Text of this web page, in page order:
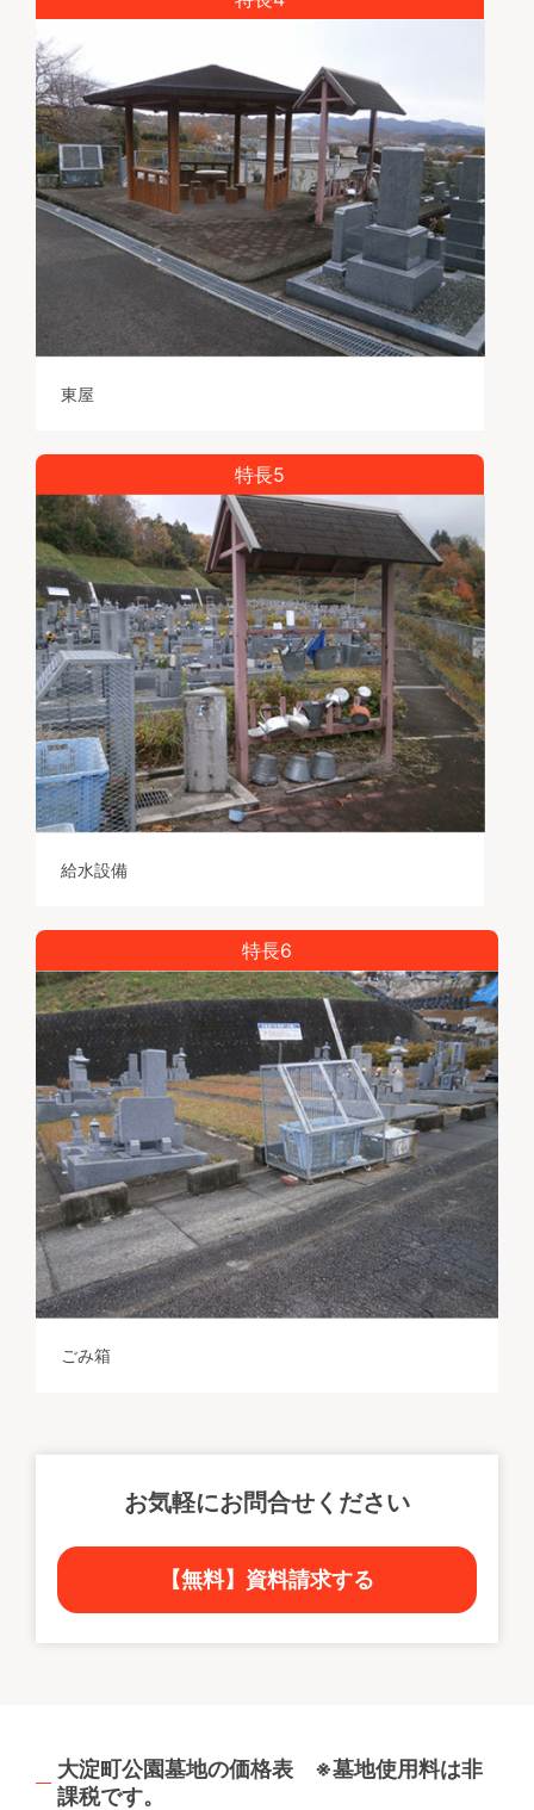
東屋
特長5
給水設備
特長6
ごみ箱
お気軽にお問合せください
【無料】資料請求する
大淀町公園墓地の価格表 ※墓地使用料は非
課税です。